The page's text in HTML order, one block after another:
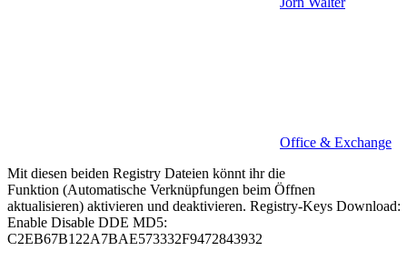
Office & Exchange
Mit diesen beiden Registry Dateien könnt ihr die
Funktion (Automatische Verknüpfungen beim Öffnen
aktualisieren) aktivieren und deaktivieren. Registry-Keys Download:
Enable Disable DDE MD5:
C2EB67B122A7BAE573332F9472843932